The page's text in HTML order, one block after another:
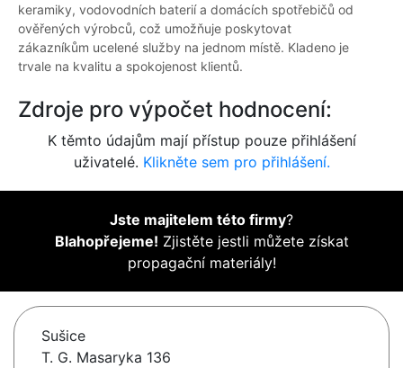
keramiky, vodovodních baterií a domácích spotřebičů od
ověřených výrobců, což umožňuje poskytovat
zákazníkům ucelené služby na jednom místě. Kladeno je
trvale na kvalitu a spokojenost klientů.
Zdroje pro výpočet hodnocení:
K těmto údajům mají přístup pouze přihlášení
uživatelé. Klikněte sem pro přihlášení.
Jste majitelem této firmy?
Blahopřejeme! Zjistěte jestli můžete získat
propagační materiály!
Sušice
T. G. Masaryka 136